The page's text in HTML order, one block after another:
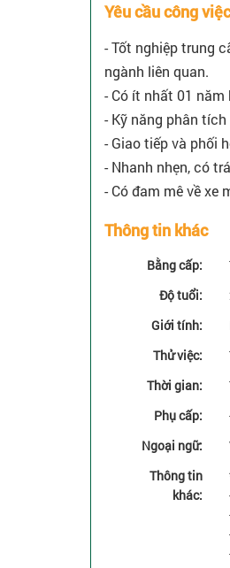
Yêu cầu công việc
- Tốt nghiệp trung
ngành liên quan.
- Có ít nhất 01
- Kỹ năng phân
- Giao tiếp và phối
- Nhanh nhẹn, có
- Có đam mê về xe
Thông tin khác
Bằng cấp:
Độ tuổi:
Giới tính:
Thử việc:
Thời gian:
Phụ cấp:
Ngoại ngữ:
Thông tin
khác: